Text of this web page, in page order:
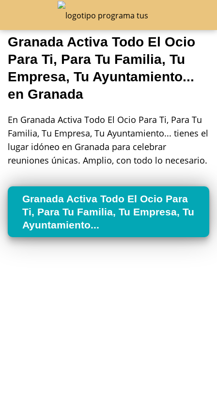
Granada Activa Todo El Ocio
Para Ti, Para Tu Familia, Tu
Empresa, Tu Ayuntamiento...
en Granada
En Granada Activa Todo El Ocio Para Ti, Para Tu
Familia, Tu Empresa, Tu Ayuntamiento... tienes el
lugar idóneo en Granada para celebrar
reuniones únicas. Amplio, con todo lo necesario.
Granada Activa Todo El Ocio Para
Ti, Para Tu Familia, Tu Empresa, Tu
Ayuntamiento...